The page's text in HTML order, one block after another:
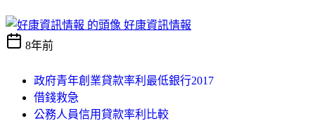
好康資訊情報
8年前
政府青年創業貸款率利最低銀行2017
借錢救急
公務人員信用貸款率利比較